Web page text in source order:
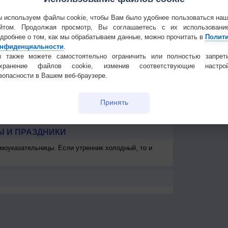
>10 км
-
3-6
<7
>10 км
-
3-6
<7
>10 км
> 1 км
3-6
<7
>10 км
> 1 км
3-6
<7
>10 км
> 1 км
3-6
<7
>10 км
> 1 км
2-5
>10 км
> 1 км
>10 км
-
И ПРАЗДНИКИ
Если утренник холодный, то и
Гостевая
используем файлы cookie, чтобы Вам было удобнее пользоваться
Продолжая просмотр, Вы соглашаетесь с их
о том, как мы обрабатываем данные, можно прочитать в
также можете самостоятельно ограничить или полностью
файлов cookie, изменив соответствующие
в Вашем веб-браузере.
Принять